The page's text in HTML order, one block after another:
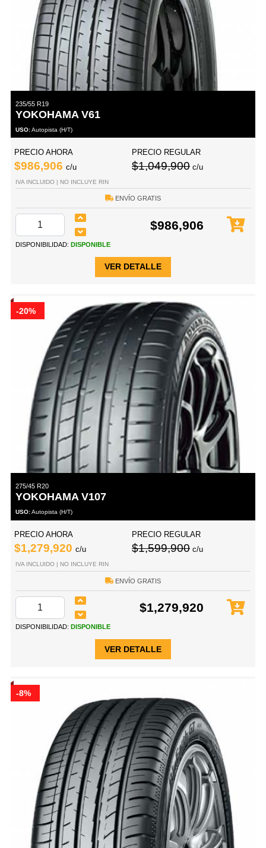
235/55 R19
YOKOHAMA V61
USO:Autopista (H/T)
PRECIO AHORA
$986,906 c/u
PRECIO REGULAR
$1,049,900 c/u
IVA INCLUIDO | NO INCLUYE RIN
ENVÍO GRATIS
$986,906
DISPONIBILIDAD: DISPONIBLE
VER DETALLE
-20%
275/45 R20
YOKOHAMA V107
USO:Autopista (H/T)
PRECIO AHORA
$1,279,920 c/u
PRECIO REGULAR
$1,599,900 c/u
IVA INCLUIDO | NO INCLUYE RIN
ENVÍO GRATIS
$1,279,920
DISPONIBILIDAD: DISPONIBLE
VER DETALLE
-8%